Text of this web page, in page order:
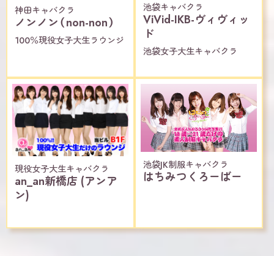
神田キャバクラ
ノンノン（non-non）
100％現役女子大生ラウンジ
池袋キャバクラ
ViVid-IKB-ヴィヴィッ
ド
池袋女子大生キャバクラ
現役女子大生キャバクラ
an_an新橋店 (アンア
ン)
池袋JK制服キャバクラ
はちみつくろーばー